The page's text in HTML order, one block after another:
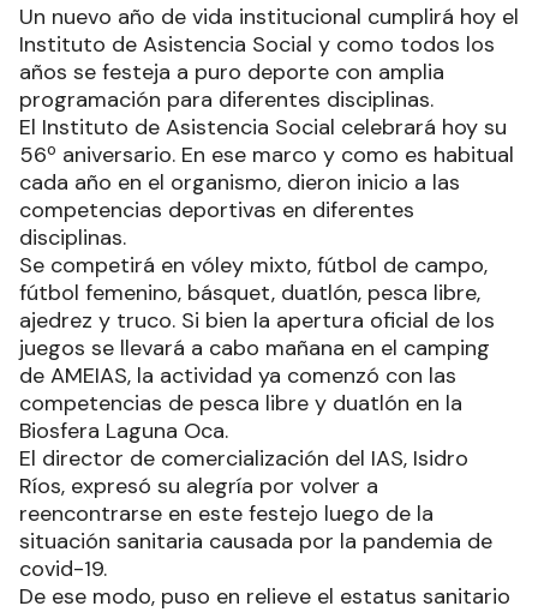
Un nuevo año de vida institucional cumplirá hoy el
Instituto de Asistencia Social y como todos los
años se festeja a puro deporte con amplia
programación para diferentes disciplinas.
El Instituto de Asistencia Social celebrará hoy su
56º aniversario. En ese marco y como es habitual
cada año en el organismo, dieron inicio a las
competencias deportivas en diferentes
disciplinas.
Se competirá en vóley mixto, fútbol de campo,
fútbol femenino, básquet, duatlón, pesca libre,
ajedrez y truco. Si bien la apertura oficial de los
juegos se llevará a cabo mañana en el camping
de AMEIAS, la actividad ya comenzó con las
competencias de pesca libre y duatlón en la
Biosfera Laguna Oca.
El director de comercialización del IAS, Isidro
Ríos, expresó su alegría por volver a
reencontrarse en este festejo luego de la
situación sanitaria causada por la pandemia de
covid-19.
De ese modo, puso en relieve el estatus sanitario